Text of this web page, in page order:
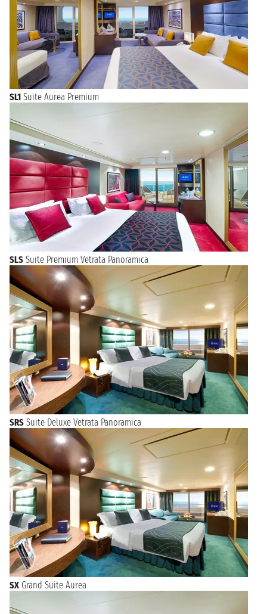
SL1 Suite Aurea Premium
SLS Suite Premium Vetrata Panoramica
SRS Suite Deluxe Vetrata Panoramica
SX Grand Suite Aurea